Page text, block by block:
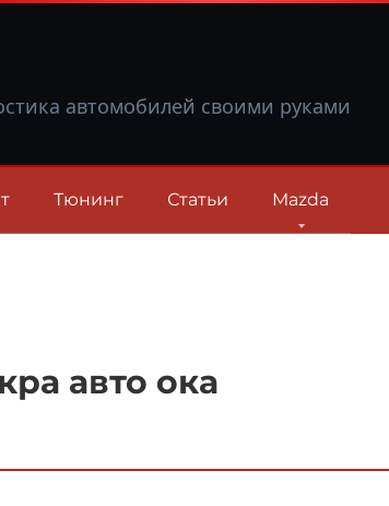
автомобилей своими руками
Тюнинг Статьи Mazda
авто ока